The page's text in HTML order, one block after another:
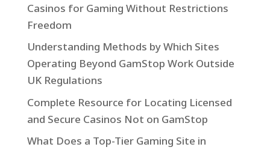
Casinos for Gaming Without Restrictions
Freedom
Understanding Methods by Which Sites
Operating Beyond GamStop Work Outside
UK Regulations
Complete Resource for Locating Licensed
and Secure Casinos Not on GamStop
What Does a Top-Tier Gaming Site in